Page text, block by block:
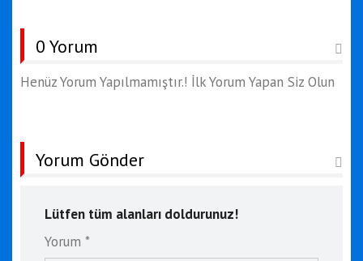
0 Yorum
Henüz Yorum Yapılmamıştır.! İlk Yorum Yapan Siz Olun
Yorum Gönder
Lütfen tüm alanları doldurunuz!
Yorum *